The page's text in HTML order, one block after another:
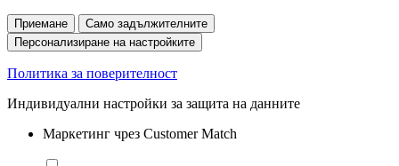
Приемане
Само задължителните
Персонализиране на настройките
Политика за поверителност
Индивидуални настройки за защита на данните
Маркетинг чрез Customer Match